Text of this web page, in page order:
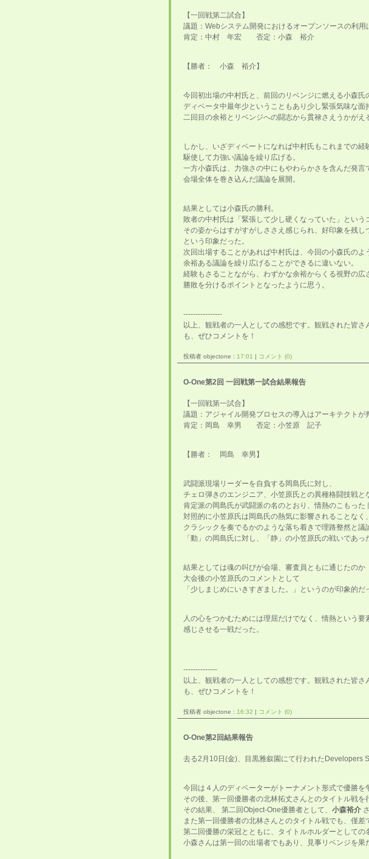
【一回戦第二試合】
議題：Webシステム開発におけるオープンソースの利
肯定：中村 年宏 否定：小森 裕介
【勝者： 小森 裕介】
今回初出場の中村氏と、前回のリベンジに燃える小森氏
ディベータ中最年少ということもあり少し緊張気味な面
二回目の余裕とリベンジへの闘志から貫禄さえうかがえ
しかし、いざディベートになれば中村氏もこれまでの
駆使して力強い議論を繰り広げる。
一方小森氏は、力強さの中にもやわらかさを含んだ発言
会場全体を巻き込んだ議論を展開。
結果としては小森氏の勝利。
敗者の中村氏は「緊張して少し硬くなっていた」という
その姿からはすがすがしささえ感じられ、好印象を残し
という印象だった。
次回出場することがあれば中村氏は、今回の小森氏のよ
余裕ある議論を繰り広げることができるに違いない。
経験もさることながら、わずかな余裕からくる視野の広
勝敗を分けるポイントとなったように思う。
----------------
以上、観戦者の一人としての感想です。観戦された皆さ
も、ぜひコメントを！
投稿者 objectone : 17:01 | コメント (0)
O-One第2回 一回戦第一試合結果報告
【一回戦第一試合】
議題：アジャイル開発プロセスの導入はアーキテク
肯定：岡島 幸男 否定：小笠原 記子
【勝者： 岡島 幸男】
武闘派現場リーダーを自負する岡島氏に対し、
チェロ弾きのエンジニア、小笠原氏との異種格闘技戦と
肯定派の岡島氏が武闘派の名のとおり、情熱のこもった
対照的に小笠原氏は岡島氏の熱気に影響されることなく、
クラシックを奏でるかのような落ち着きで理路整然と議
「動」の岡島氏に対し、「静」の小笠原氏の戦いであっ
結果としては魂の叫びが会場、審査員ともに通じたのか
大会後の小笠原氏のコメントとして
「少しまじめにいきすぎました。」というのが印象的だ
人の心をつかむためには理屈だけでなく、情熱という要
感じさせる一戦だった。
--------------
以上、観戦者の一人としての感想です。観戦された皆さ
も、ぜひコメントを！
投稿者 objectone : 16:32 | コメント (0)
O-One第2回結果報告
去る2月10日(金)、目黒雅叙園にて行われたDevelopers
今回は４人のディベーターがトーナメント形式で優勝を
その後、第一回優勝者の北林拓丈さんとのタイトル戦を
その結果、 第二回Object-One優勝者として、 小森裕介
また第一回優勝者の北林さんとのタイトル戦でも、僅差
第二回優勝の栄冠とともに、タイトルホルダーとしての
小森さんは第一回の出場者でもあり、見事リベンジを果